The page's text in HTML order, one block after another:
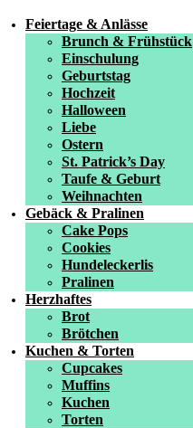
Feiertage & Anlässe
Brunch & Frühstück
Einschulung
Geburtstag
Hochzeit
Halloween
Liebe
Ostern
St. Patrick’s Day
Taufe & Geburt
Weihnachten
Gebäck & Pralinen
Cake Pops
Cookies
Hundeleckerlis
Pralinen
Herzhaftes
Brot
Brötchen
Kuchen & Torten
Cupcakes
Muffins
Kuchen
Torten